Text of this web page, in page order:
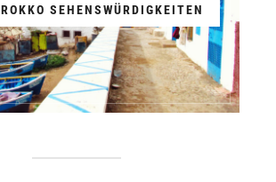
SEHENSWÜRDIGKEITEN